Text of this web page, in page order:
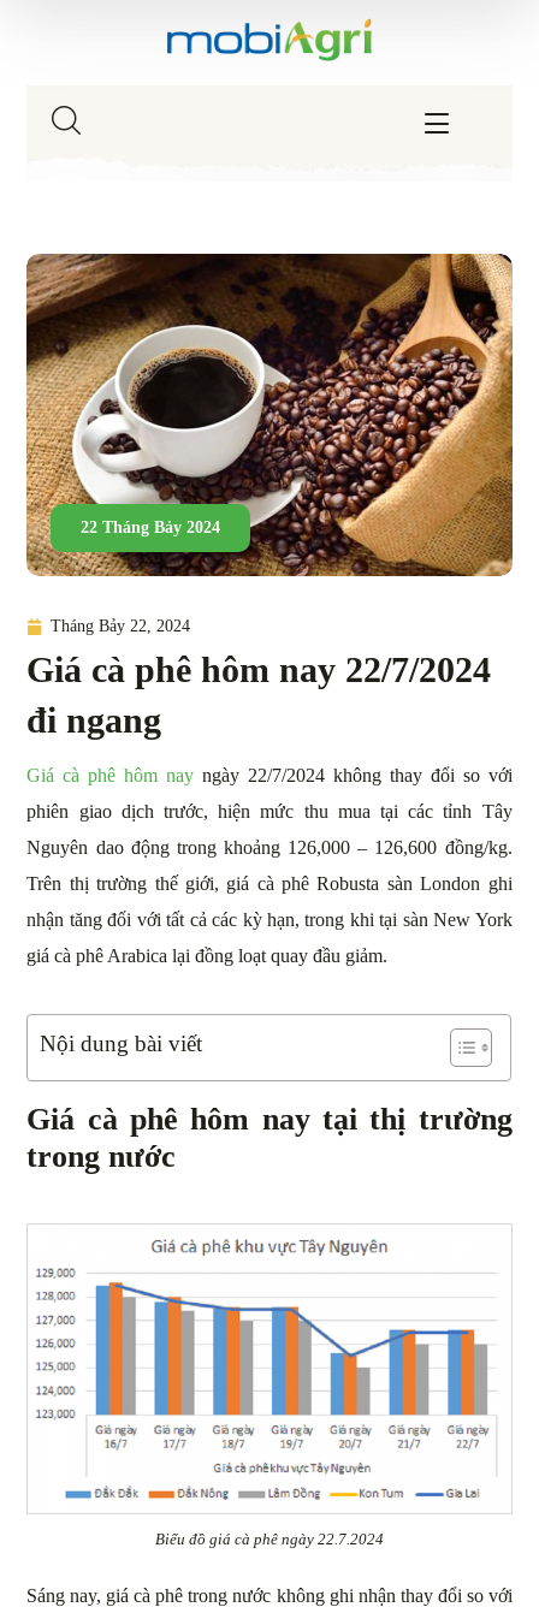
22 Tháng Bảy 2024
Tháng Bảy 22, 2024
Giá cà phê hôm nay 22/7/2024
đi ngang
Giá cà phê hôm nay ngày 22/7/2024 không thay đổi so với
phiên giao dịch trước, hiện mức thu mua tại các tỉnh Tây
Nguyên dao động trong khoảng 126,000 – 126,600 đồng/kg.
Trên thị trường thế giới, giá cà phê Robusta sàn London ghi
nhận tăng đối với tất cả các kỳ hạn, trong khi tại sàn New York
giá cà phê Arabica lại đồng loạt quay đầu giảm.
Nội dung bài viết
Giá cà phê hôm nay tại thị trường
trong nước
Biểu đồ giá cà phê ngày 22.7.2024
Sáng nay, giá cà phê trong nước không ghi nhận thay đổi so với